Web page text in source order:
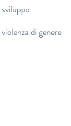
sviluppo
violenza di genere